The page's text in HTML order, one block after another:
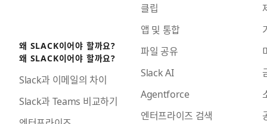
왜 SLACK이어야 할까요?
왜 SLACK이어야 할까요?
Slack과 이메일의 차이
Slack과 Teams 비교하기
클립
앱 및 통합
파일 공유
Slack AI
Agentforce
엔터프라이즈 검색